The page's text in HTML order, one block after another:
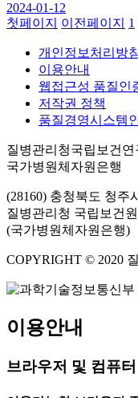
2024-01-12
첫페이지
이전페이지 1
개인정보처리방
이용안내
웹접근성 품질인
저작권 정책
품질경영시스템
질병관리청국립보건연
국가병원체자원은행
(28160) 충청북도 청주
질병관리청 국립보건
(국가병원체자원은행)
COPYRIGHT © 2020
이용안내
브라우저 및 컴퓨